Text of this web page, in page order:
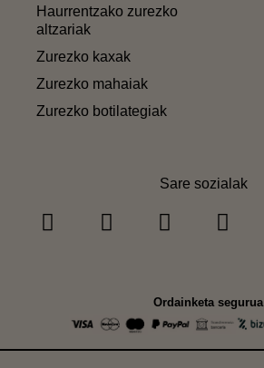
Haurrentzako zurezko
altzariak
Zurezko kaxak
Zurezko mahaiak
Zurezko botilategiak
Sare sozialak
Ordainketa segurua